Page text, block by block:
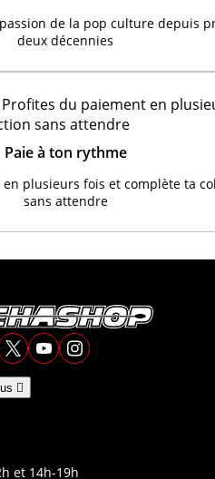
de la pop culture depuis
deux décennies
Paie à ton rythme
plusieurs fois et complète ta
sans attendre

et 14h-19h